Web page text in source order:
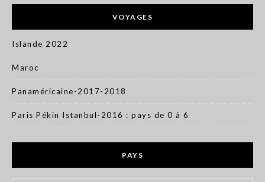
VOYAGES
Islande 2022
Maroc
Panaméricaine-2017-2018
Paris Pékin Istanbul-2016 : pays de 0 à 6
PAYS